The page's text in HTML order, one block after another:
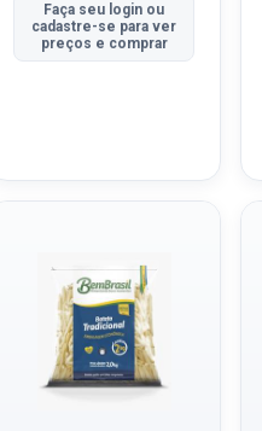
Faça seu login ou
cadastre-se para ver
preços e comprar